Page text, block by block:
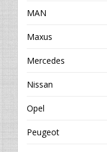
MAN
Maxus
Mercedes
Nissan
Opel
Peugeot